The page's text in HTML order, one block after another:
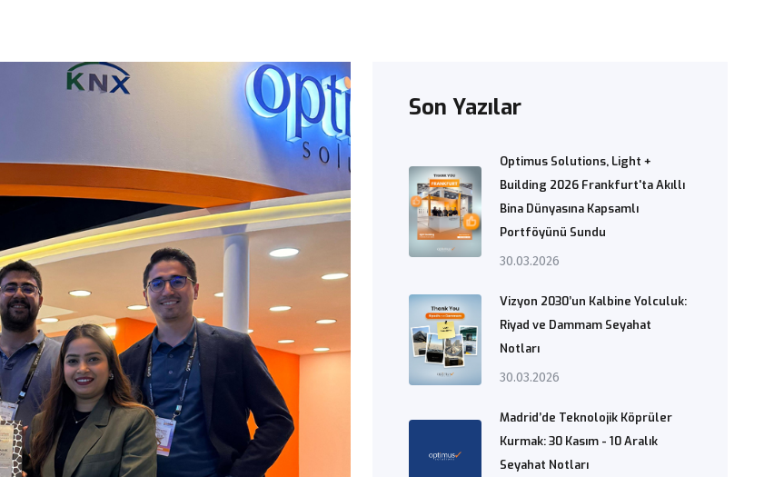
Son Yazılar
Optimus Solutions, Light +
Building 2026 Frankfurt'ta Akıllı
Bina Dünyasına Kapsamlı
Portföyünü Sundu
30.03.2026
Vizyon 2030’un Kalbine Yolculuk:
Riyad ve Dammam Seyahat
Notları
30.03.2026
Madrid’de Teknolojik Köprüler
Kurmak: 30 Kasım - 10 Aralık
Seyahat Notları